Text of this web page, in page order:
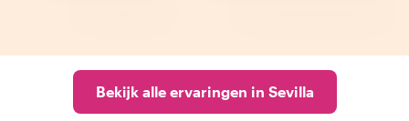
Bekijk alle ervaringen in Sevilla